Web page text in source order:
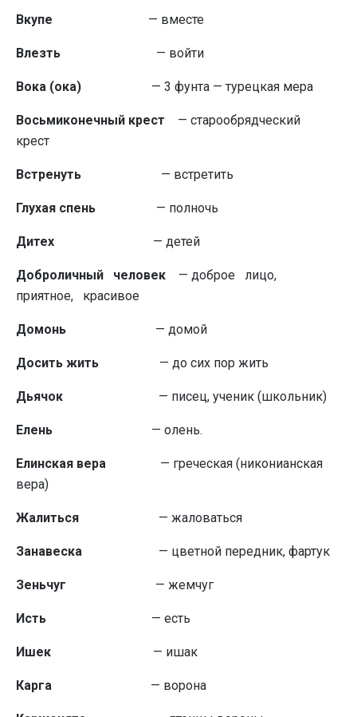
Вкупе — вместе
Влезть — войти
Вока (ока) — 3 фунта — турецкая мера
Восьмиконечный крест — старообрядческий
крест
Встренуть — встретить
Глухая спень — полночь
Дитех — детей
Доброличный человек — доброе лицо,
приятное, красивое
Домонь — домой
Досить жить — до сих пор жить
Дьячок — писец, ученик (школьник)
Елень — олень.
Елинская вера — греческая (никонианская
вера)
Жалиться — жаловаться
Занавеска — цветной передник, фартук
Зеньчуг — жемчуг
Исть — есть
Ишек — ишак
Карга — ворона